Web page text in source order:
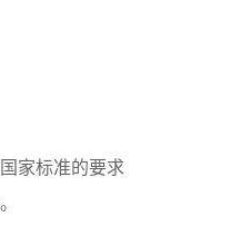
家标准的要求